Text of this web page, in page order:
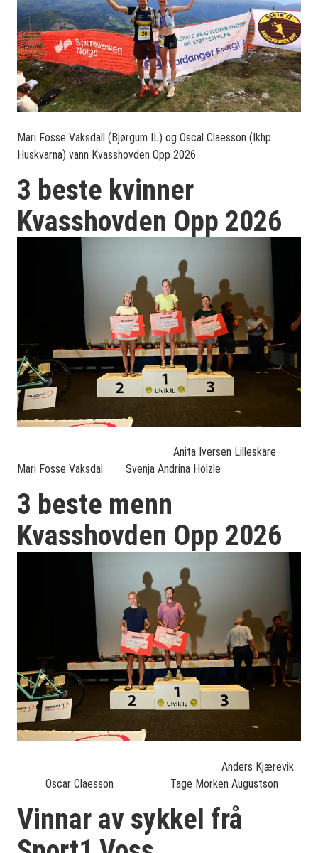
Mari Fosse Vaksdall (Bjørgum IL) og Oscal Claesson (Ikhp
Huskvarna) vann Kvasshovden Opp 2026
3 beste kvinner
Kvasshovden Opp 2026
Anita Iversen Lilleskare
Mari Fosse Vaksdal Svenja Andrina Hölzle
3 beste menn
Kvasshovden Opp 2026
Anders Kjærevik
Oscar Claesson Tage Morken Augustson
Vinnar av sykkel frå